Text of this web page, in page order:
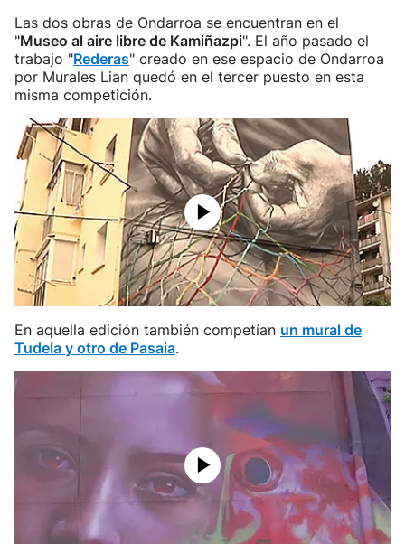
Las dos obras de Ondarroa se encuentran en el
"Museo al aire libre de Kamiñazpi". El año pasado el
trabajo "Rederas" creado en ese espacio de Ondarroa
por Murales Lian quedó en el tercer puesto en esta
misma competición.
En aquella edición también competían un mural de
Tudela y otro de Pasaia.